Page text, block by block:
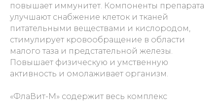
повышает иммунитет. Компоненты препарата
улучшают снабжение клеток и тканей
питательными веществами и кислородом,
стимулирует кровообращение в области
малого таза и предстательной железы.
Повышает физическую и умственную
активность и омолаживает организм.
«ФлаВит-М» содержит весь комплекс